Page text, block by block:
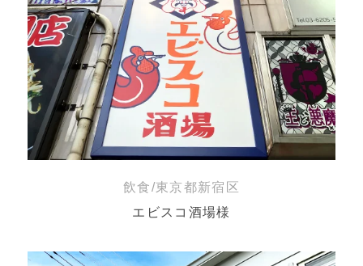
飲食/東京都新宿区
エビスコ酒場様